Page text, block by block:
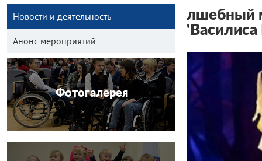
Новости и деятельность
Анонс мероприятий
Фотогалерея
лшебный